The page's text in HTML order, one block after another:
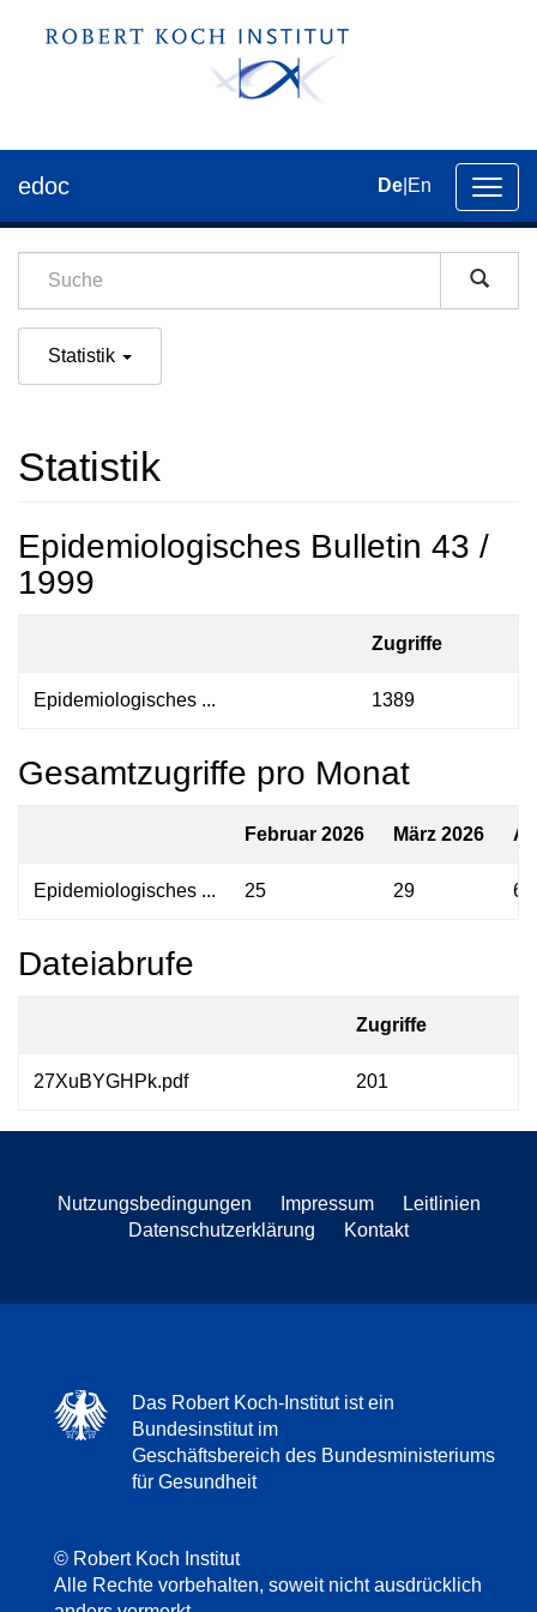
der
edoc De En
Statistik
Statistik
Epidemiologisches Bulletin 43 /
1999
Zugriffe
Epidemiologisches ... 1389
Gesamtzugriffe pro Monat
Februar 2026 März 2026
Epidemiologisches ... 25 29 61
Dateiabrufe
Zugriffe
27XuBYGHPk.pdf 201
Nutzungsbedingungen Impressum
Leitlinien
Datenschutzerklärung
Kontakt
Das Robert Koch-Institut ist ein
Bundesinstitut im
Geschäftsbereich des Bundesministeriums
für Gesundheit
© Robert Koch Institut
Alle Rechte vorbehalten, soweit nicht ausdrücklich